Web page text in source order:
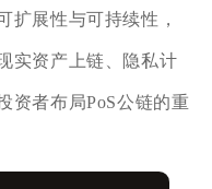
扩展性与可持续性，
实资产上链、隐私计
资者布局PoS公链的重